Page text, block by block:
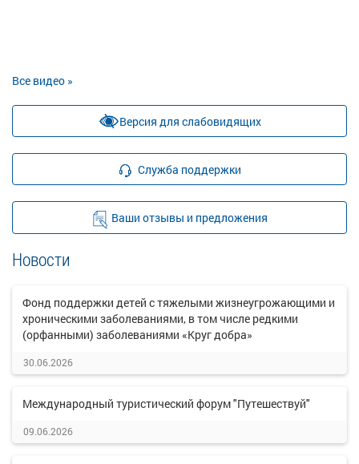
Все видео »
Версия для слабовидящих
Служба поддержки
Ваши отзывы и предложения
Новости
Фонд поддержки детей с тяжелыми жизнеугрожающими и
хроническими заболеваниями, в том числе редкими
(орфанными) заболеваниями «Круг добра»
30.06.2026
Международный туристический форум "Путешествуй"
09.06.2026